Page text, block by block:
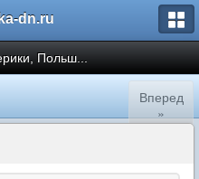
dn.ru
Польш...
Вперед
»